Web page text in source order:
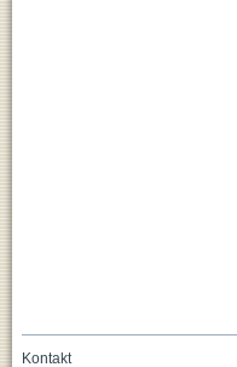
Kontakt